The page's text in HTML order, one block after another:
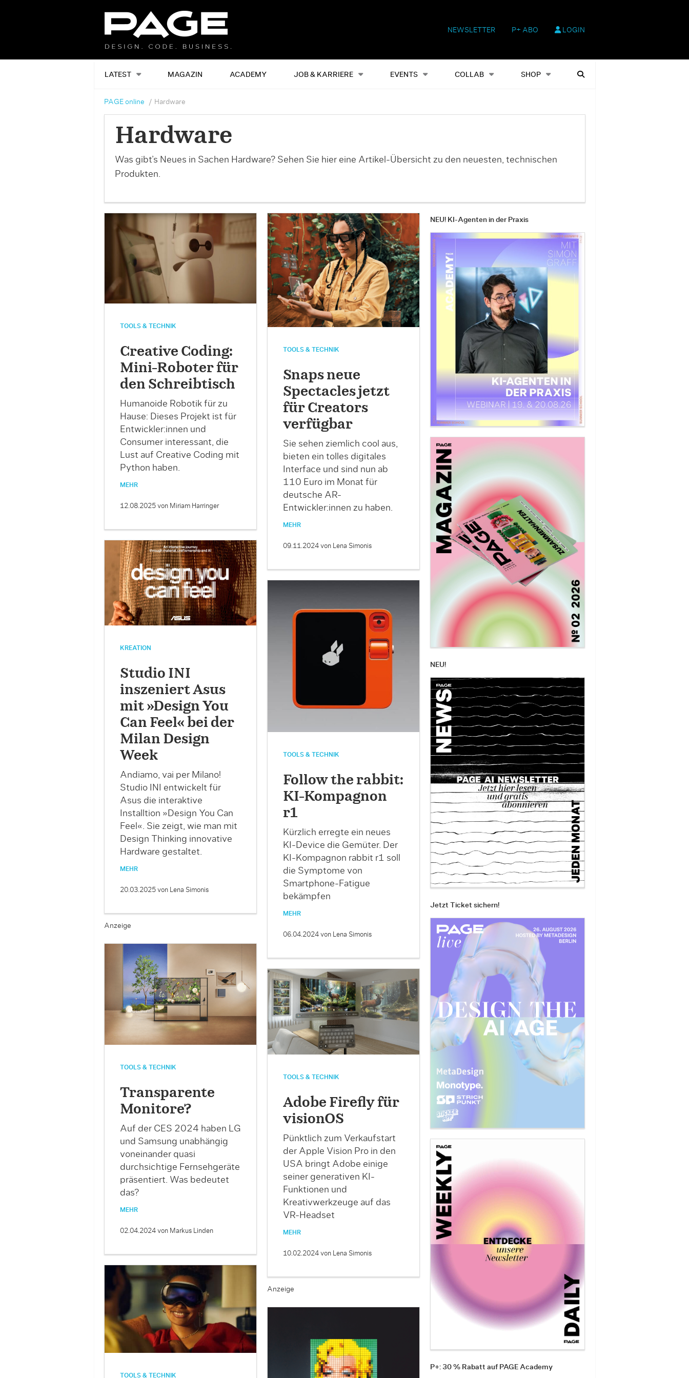
NEWSLETTER P+ ABO LOGIN
LATEST MAGAZIN ACADEMY JOB & KARRIERE EVENTS COLLAB SHOP
Alles Events Shop Heftausgaben Suchen
PAGE online Hardware
Hardware
Was gibt’s Neues in Sachen Hardware? Sehen Sie hier eine Artikel-Übersicht zu den neuesten, technischen
Produkten.
TOOLS & TECHNIK
Creative Coding:
Mini-Roboter für
den Schreibtisch
Humanoide Robotik für zu
Hause: Dieses Projekt ist für
Entwickler:innen und
Consumer interessant, die
Lust auf Creative Coding mit
Python haben.
MEHR
12.08.2025 von Miriam Harringer
KREATION
Studio INI
inszeniert Asus
mit »Design You
Can Feel« bei der
Milan Design
Week
Andiamo, vai per Milano!
Studio INI entwickelt für
Asus die interaktive
Installtion »Design You Can
Feel«. Sie zeigt, wie man mit
Design Thinking innovative
Hardware gestaltet.
MEHR
20.03.2025 von Lena Simonis
TOOLS & TECHNIK
Snaps neue
Spectacles jetzt
für Creators
verfügbar
Sie sehen ziemlich cool aus,
bieten ein tolles digitales
Interface und sind nun ab
110 Euro im Monat für
deutsche AR-
Entwickler:innen zu haben.
MEHR
09.11.2024 von Lena Simonis
Anzeige
TOOLS & TECHNIK
Follow the rabbit:
KI-Kompagnon
r1
Kürzlich erregte ein neues
KI-Device die Gemüter. Der
KI-Kompagnon rabbit r1 soll
die Symptome von
Smartphone-Fatigue
bekämpfen
MEHR
06.04.2024 von Lena Simonis
TOOLS & TECHNIK
Transparente
Monitore?
Auf der CES 2024 haben LG
und Samsung unabhängig
voneinander quasi
durchsichtige Fernsehgeräte
präsentiert. Was bedeutet
das?
MEHR
02.04.2024 von Markus Linden
TOOLS & TECHNIK
Adobe Firefly für
visionOS
Pünktlich zum Verkaufstart
der Apple Vision Pro in den
USA bringt Adobe einige
seiner generativen KI-
Funktionen und
Kreativwerkzeuge auf das
VR-Headset
MEHR
10.02.2024 von Lena Simonis
TOOLS & TECHNIK
Anzeige
NEU! KI-Agenten in der Praxis
NEU!
Jetzt Ticket sichern!
P+: 30 % Rabatt auf PAGE Academy